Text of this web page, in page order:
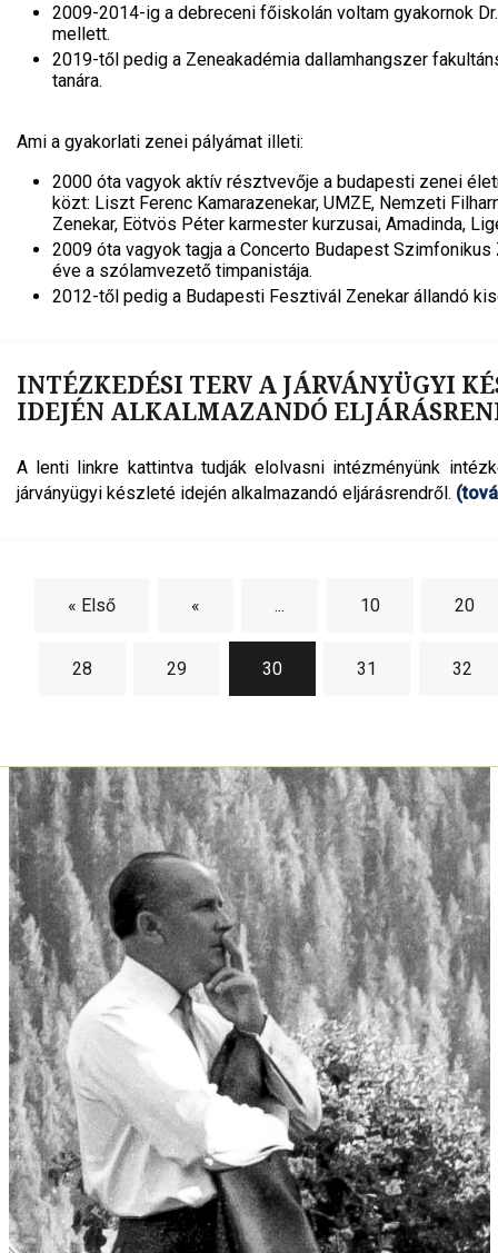
2009-2014-ig a debreceni főiskolán voltam gyakornok
mellett.
2019-től pedig a Zeneakadémia dallamhangszer
tanára.
Ami a gyakorlati zenei pályámat illeti:
2000 óta vagyok aktív résztvevője a budapesti zenei
közt: Liszt Ferenc Kamarazenekar, UMZE, Nemzeti
Zenekar, Eötvös Péter karmester kurzusai, Amadinda,
2009 óta vagyok tagja a Concerto Budapest Szimfonikus
éve a szólamvezető timpanistája.
2012-től pedig a Budapesti Fesztivál Zenekar állandó
INTÉZKEDÉSI TERV A JÁRVÁNYÜGYI
IDEJÉN ALKALMAZANDÓ
A lenti linkre kattintva tudják elolvasni intézményünk
járványügyi készleté idején alkalmazandó eljárásrendről.
« Első « ... 10 20
28 29 30 31 32